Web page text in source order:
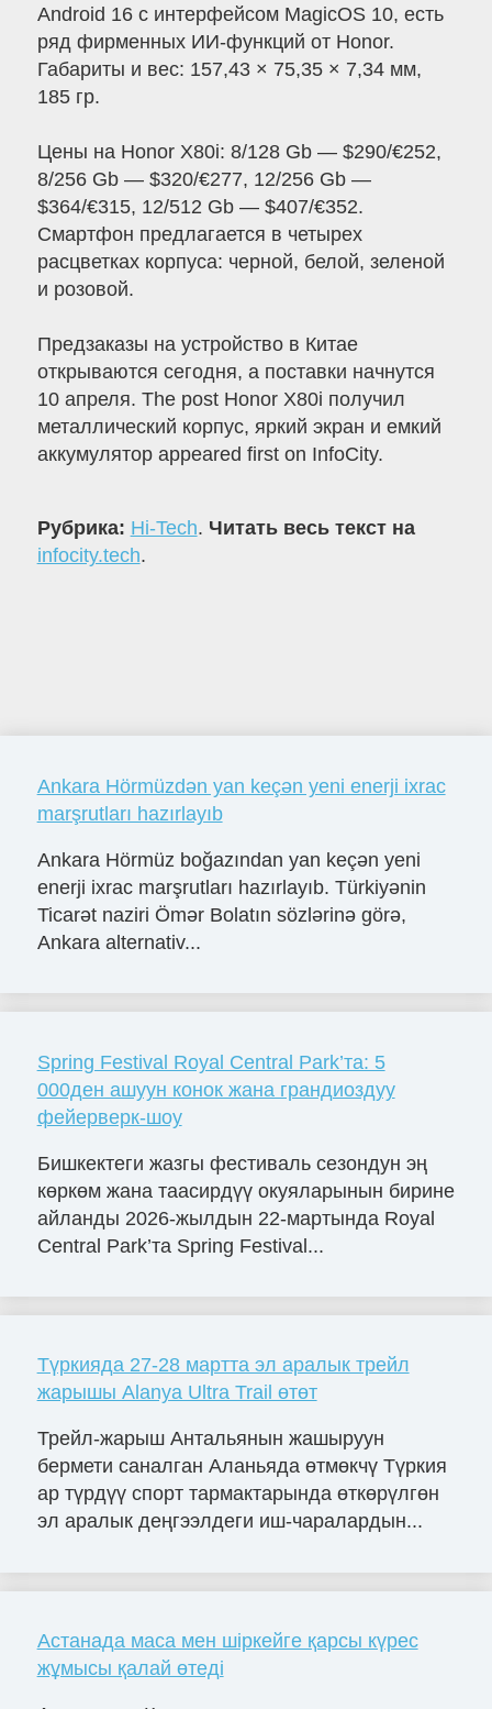
Android 16 с интерфейсом MagicOS 10, есть
ряд фирменных ИИ-функций от Honor.
Габариты и вес: 157,43 × 75,35 × 7,34 мм,
185 гр.
Цены на Honor X80i: 8/128 Gb — $290/€252,
8/256 Gb — $320/€277, 12/256 Gb —
$364/€315, 12/512 Gb — $407/€352.
Смартфон предлагается в четырех
расцветках корпуса: черной, белой, зеленой
и розовой.
Предзаказы на устройство в Китае
открываются сегодня, а поставки начнутся
10 апреля. The post Honor X80i получил
металлический корпус, яркий экран и емкий
аккумулятор appeared first on InfoCity.
Рубрика: Hi-Tech. Читать весь текст на
infocity.tech.
Ankara Hörmüzdən yan keçən yeni enerji ixrac
marşrutları hazırlayıb
Ankara Hörmüz boğazından yan keçən yeni
enerji ixrac marşrutları hazırlayıb. Türkiyənin
Ticarət naziri Ömər Bolatın sözlərinə görə,
Ankara alternativ...
Spring Festival Royal Central Park’та: 5
000ден ашуун конок жана грандиоздуу
фейерверк-шоу
Бишкектеги жазгы фестиваль сезондун эң
көркөм жана таасирдүү окуяларынын бирине
айланды 2026-жылдын 22-мартында Royal
Central Park’та Spring Festival...
Түркияда 27-28 мартта эл аралык трейл
жарышы Alanya Ultra Trail өтөт
Трейл-жарыш Антальянын жашыруун
бермети саналган Аланьяда өтмөкчү Түркия
ар түрдүү спорт тармактарында өткөрүлгөн
эл аралык деңгээлдеги иш-чаралардын...
Астанада маса мен шіркейге қарсы күрес
жұмысы қалай өтеді